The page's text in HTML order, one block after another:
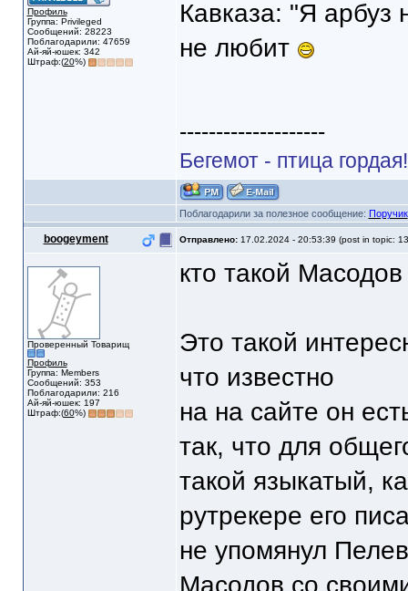
Профиль
Группа: Privileged
Сообщений: 28223
Поблагодарили: 47659
Ай-яй-юшек: 342
Штраф:(20%)
Кавказа: "Я
не любит
--------------------
Бегемот - птица
Поблагодарили за полезное сообщение: Поручик
boogeyment Отправлено: 17.02.2024 - 20:53:39 (post in topic:
Проверенный Товарищ
Профиль
Группа: Members
Сообщений: 353
Поблагодарили: 216
Ай-яй-юшек: 197
Штраф:(60%)
кто такой
Это такой
что известно
на на сайте он
так, что для
такой языкатый,
рутрекере его
не упомянул
Масодов со